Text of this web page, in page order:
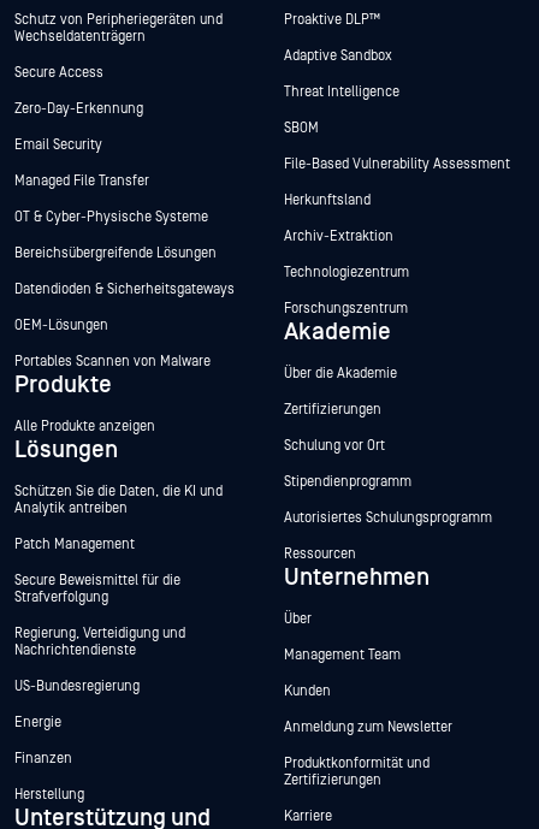
Schutz von Peripheriegeräten und
Wechseldatenträgern
Secure Access
Zero-Day-Erkennung
Email Security
Managed File Transfer
OT & Cyber-Physische Systeme
Bereichsübergreifende Lösungen
Datendioden & Sicherheitsgateways
OEM-Lösungen
Portables Scannen von Malware
Produkte
Alle Produkte anzeigen
Lösungen
Schützen Sie die Daten, die KI und
Analytik antreiben
Patch Management
Secure Beweismittel für die
Strafverfolgung
Regierung, Verteidigung und
Nachrichtendienste
US-Bundesregierung
Energie
Finanzen
Herstellung
Unterstützung und
Proaktive DLP™
Adaptive Sandbox
Threat Intelligence
SBOM
File-Based Vulnerability Assessment
Herkunftsland
Archiv-Extraktion
Technologiezentrum
Forschungszentrum
Akademie
Über die Akademie
Zertifizierungen
Schulung vor Ort
Stipendienprogramm
Autorisiertes Schulungsprogramm
Ressourcen
Unternehmen
Über
Management Team
Kunden
Anmeldung zum Newsletter
Produktkonformität und
Zertifizierungen
Karriere